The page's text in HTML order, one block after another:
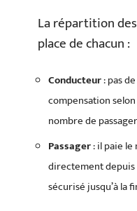
La répartition
place de chacun :
Conducteur: pas
compensation
nombre de
Passager: il paie
directement depuis
sécurisé jusqu’à la